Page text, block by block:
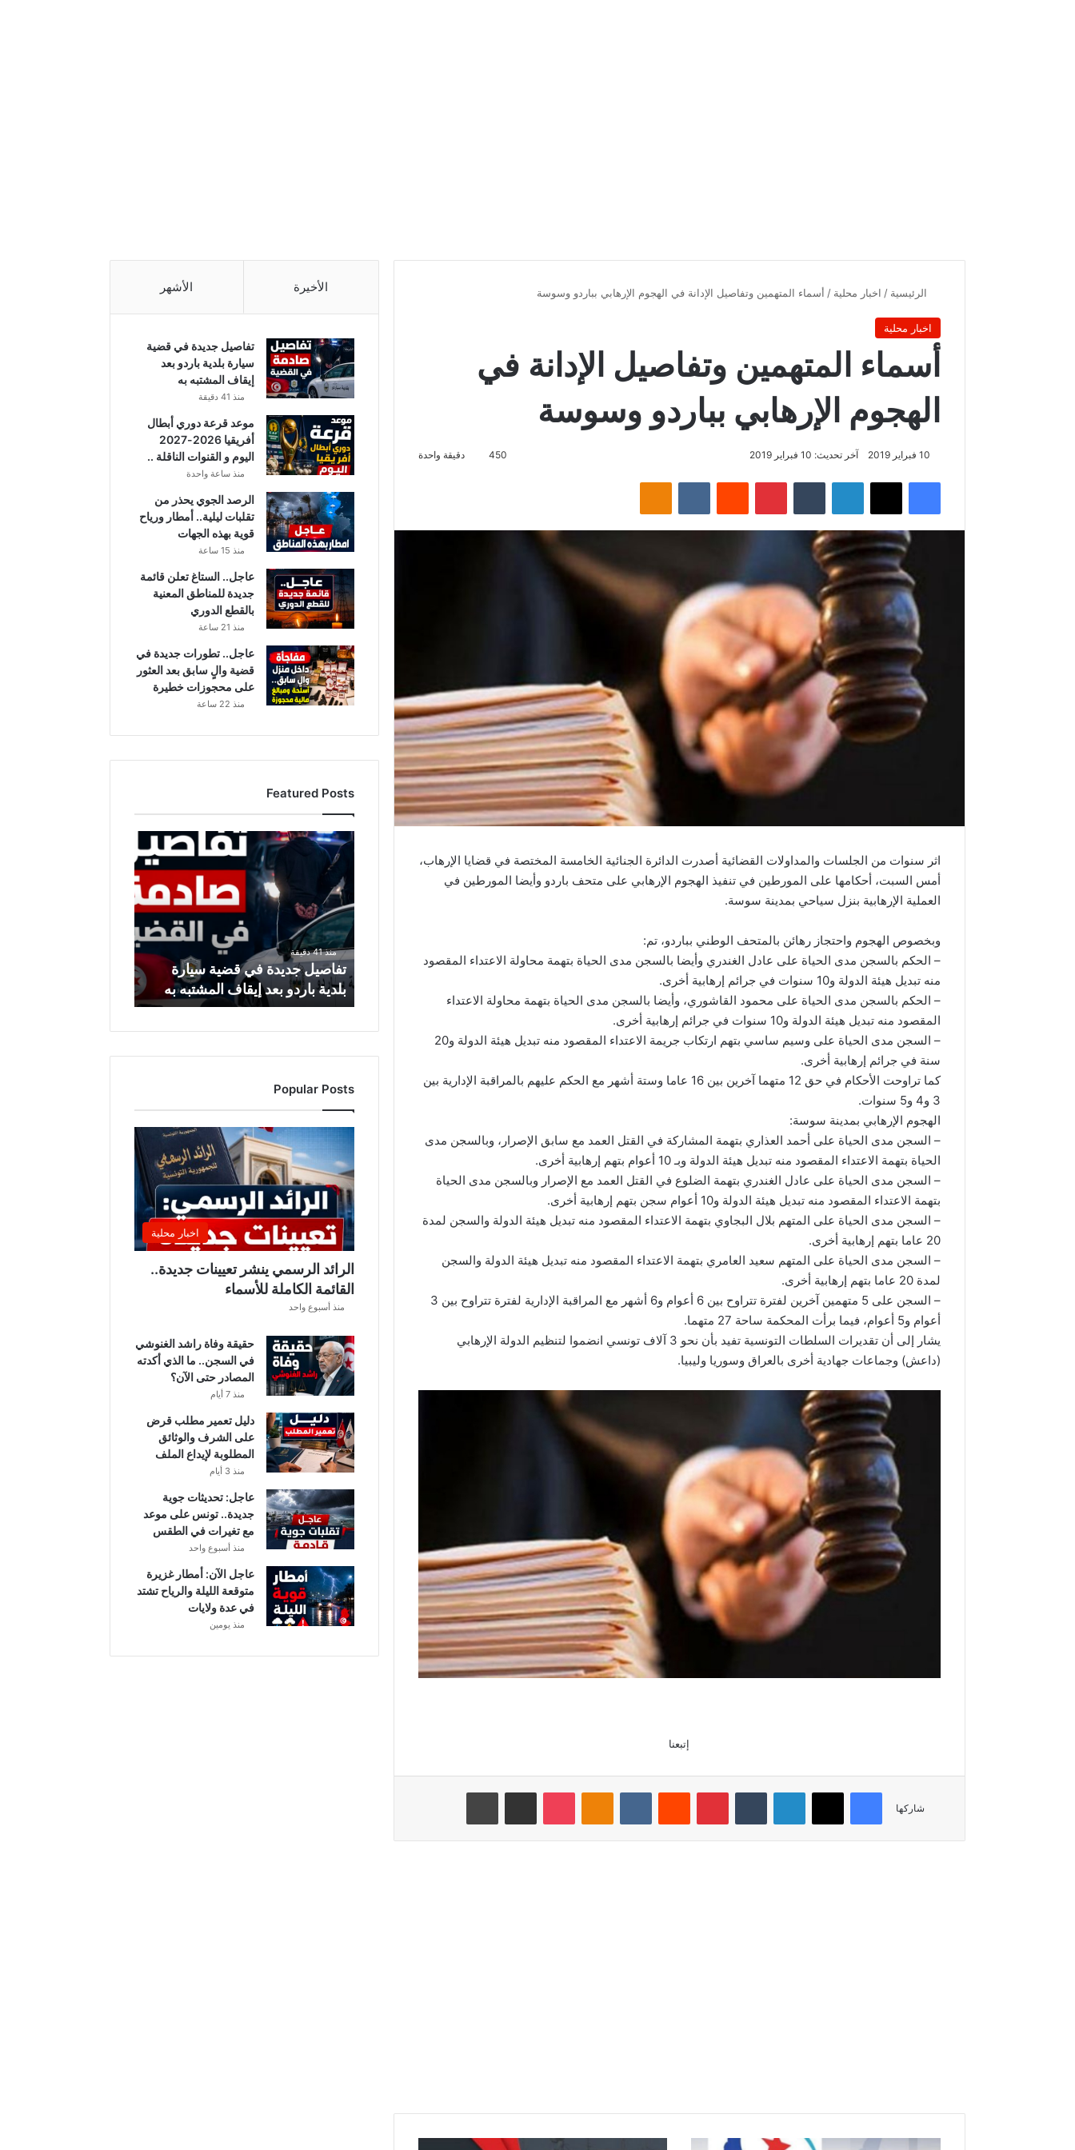
الرئيسية / اخبار محلية / أسماء المتهمين وتفاصيل الإدانة في الهجوم الإرهابي بباردو وسوسة
اخبار محلية
أسماء المتهمين وتفاصيل الإدانة في
الهجوم الإرهابي بباردو وسوسة
10 فبراير 2019 آخر تحديث: 10 فبراير 2019 450 دقيقة واحدة
فيسبوك لينكدإن بينتيريست
اثر سنوات من الجلسات والمداولات القضائية أصدرت الدائرة الجنائية الخامسة المختصة في قضايا الإرهاب،
أمس السبت، أحكامها على المورطين في تنفيذ الهجوم الإرهابي على متحف باردو وأيضا المورطين في
العملية الإرهابية بنزل سياحي بمدينة سوسة.
وبخصوص الهجوم واحتجاز رهائن بالمتحف الوطني بباردو، تم:
– الحكم بالسجن مدى الحياة على عادل الغندري وأيضا بالسجن مدى الحياة بتهمة محاولة الاعتداء المقصود
منه تبديل هيئة الدولة و10 سنوات في جرائم إرهابية أخرى.
– الحكم بالسجن مدى الحياة على محمود القاشوري، وأيضا بالسجن مدى الحياة بتهمة محاولة الاعتداء
المقصود منه تبديل هيئة الدولة و10 سنوات في جرائم إرهابية أخرى.
– السجن مدى الحياة على وسيم ساسي بتهم ارتكاب جريمة الاعتداء المقصود منه تبديل هيئة الدولة و20
سنة في جرائم إرهابية أخرى.
كما تراوحت الأحكام في حق 12 متهما آخرين بين 16 عاما وستة أشهر مع الحكم عليهم بالمراقبة الإدارية بين
3 و4 و5 سنوات.
الهجوم الإرهابي بمدينة سوسة:
– السجن مدى الحياة على أحمد العذاري بتهمة المشاركة في القتل العمد مع سابق الإصرار، وبالسجن مدى
الحياة بتهمة الاعتداء المقصود منه تبديل هيئة الدولة وبـ 10 أعوام بتهم إرهابية أخرى.
– السجن مدى الحياة على عادل الغندري بتهمة الضلوع في القتل العمد مع الإصرار وبالسجن مدى الحياة
بتهمة الاعتداء المقصود منه تبديل هيئة الدولة و10 أعوام سجن بتهم إرهابية أخرى.
– السجن مدى الحياة على المتهم بلال البجاوي بتهمة الاعتداء المقصود منه تبديل هيئة الدولة والسجن لمدة
20 عاما بتهم إرهابية أخرى.
– السجن مدى الحياة على المتهم سعيد العامري بتهمة الاعتداء المقصود منه تبديل هيئة الدولة والسجن
لمدة 20 عاما بتهم إرهابية أخرى.
– السجن على 5 متهمين آخرين لفترة تتراوح بين 6 أعوام و6 أشهر مع المراقبة الإدارية لفترة تتراوح بين 3
أعوام و5 أعوام، فيما برأت المحكمة ساحة 27 متهما.
يشار إلى أن تقديرات السلطات التونسية تفيد بأن نحو 3 آلاف تونسي انضموا لتنظيم الدولة الإرهابي
(داعش) وجماعات جهادية أخرى بالعراق وسوريا وليبيا.
إتبعنا
شاركها
فيسبوك لينكدإن بينتيريست
الأخيرة الأشهر
تفاصيل جديدة في قضية
سيارة بلدية باردو بعد
إيقاف المشتبه به
منذ 41 دقيقة
موعد قرعة دوري أبطال
أفريقيا 2026-2027
اليوم و القنوات الناقلة ..
منذ ساعة واحدة
الرصد الجوي يحذر من
تقلبات ليلية.. أمطار ورياح
قوية بهذه الجهات
منذ 15 ساعة
عاجل.. الستاغ تعلن قائمة
جديدة للمناطق المعنية
بالقطع الدوري
منذ 21 ساعة
عاجل.. تطورات جديدة في
قضية والٍ سابق بعد العثور
على محجوزات خطيرة
منذ 22 ساعة
Featured Posts
ت
ف
ي
ل
ج
د
ي
د
ة
ق
ي
ة
س
ر
ة
ب
ل
د
ة
ب
د
و
ب
ع
د
إ
ي
ق
ف
ا
ل
ت
ب
ه
ب
منذ 41 دقيقة
تفاصيل جديدة في قضية سيارة
بلدية باردو بعد إيقاف المشتبه به
Popular Posts
اخبار محلية
الرائد الرسمي ينشر تعيينات جديدة..
القائمة الكاملة للأسماء
منذ أسبوع واحد
حقيقة وفاة راشد الغنوشي
في السجن.. ما الذي أكدته
المصادر حتى الآن؟
منذ 7 أيام
دليل تعمير مطلب قرض
على الشرف والوثائق
المطلوبة لإيداع الملف
منذ 3 أيام
عاجل: تحديثات جوية
جديدة.. تونس على موعد
مع تغيرات في الطقس
منذ أسبوع واحد
عاجل الآن: أمطار غزيرة
متوقعة الليلة والرياح تشتد
في عدة ولايات
منذ يومين